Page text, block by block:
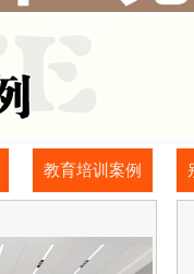
教育培训案例